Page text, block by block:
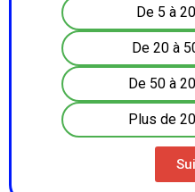
De 5 à
De 20 à
De 50 à
Plus de